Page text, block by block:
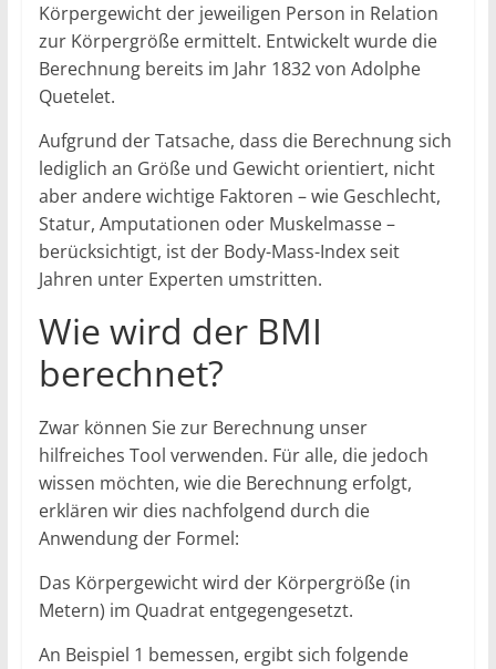
Körpergewicht der jeweiligen Person in Relation
zur Körpergröße ermittelt. Entwickelt wurde die
Berechnung bereits im Jahr 1832 von Adolphe
Quetelet.
Aufgrund der Tatsache, dass die Berechnung sich
lediglich an Größe und Gewicht orientiert, nicht
aber andere wichtige Faktoren – wie Geschlecht,
Statur, Amputationen oder Muskelmasse –
berücksichtigt, ist der Body-Mass-Index seit
Jahren unter Experten umstritten.
Wie wird der BMI
berechnet?
Zwar können Sie zur Berechnung unser
hilfreiches Tool verwenden. Für alle, die jedoch
wissen möchten, wie die Berechnung erfolgt,
erklären wir dies nachfolgend durch die
Anwendung der Formel:
Das Körpergewicht wird der Körpergröße (in
Metern) im Quadrat entgegengesetzt.
An Beispiel 1 bemessen, ergibt sich folgende